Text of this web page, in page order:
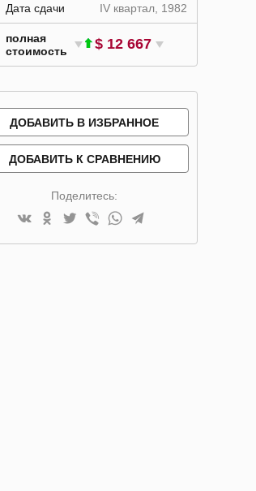
Дата сдачи
IV квартал, 1982
полная
стоимость
$ 12 667
ДОБАВИТЬ В ИЗБРАННОЕ
ДОБАВИТЬ К СРАВНЕНИЮ
Поделитесь: